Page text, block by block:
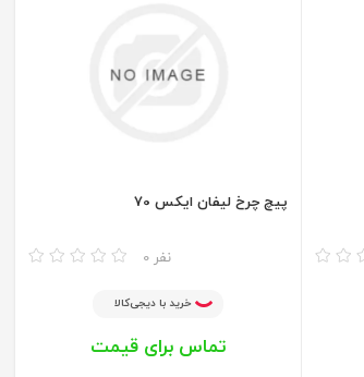
پیچ چرخ لیفان ایکس 70
0 نفر
خرید با دیجی‌کالا
تماس برای قیمت